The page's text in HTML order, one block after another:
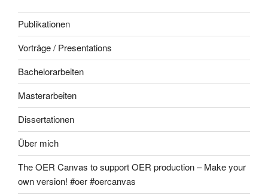
Publikationen
Vorträge / Presentations
Bachelorarbeiten
Masterarbeiten
Dissertationen
Über mich
The OER Canvas to support OER production – Make your
own version! #oer #oercanvas